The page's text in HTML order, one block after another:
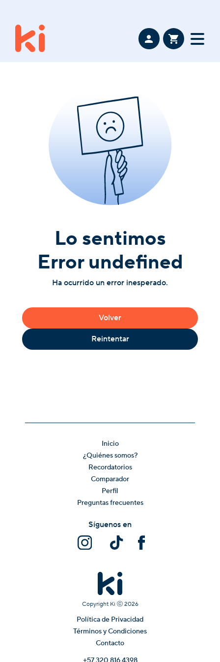
Lo sentimos
Error undefined
Ha ocurrido un error inesperado.
Volver
Reintentar
Inicio
¿Quiénes somos?
Recordatorios
Comparador
Perfil
Preguntas frecuentes
Copyright Ki ⓒ 2026
Política de Privacidad
Términos y Condiciones
Contacto
Síguenos en